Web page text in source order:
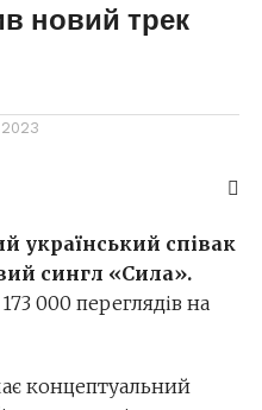
новий трек
2023
український співак
сингл «Сила».
000 переглядів на
концептуальний